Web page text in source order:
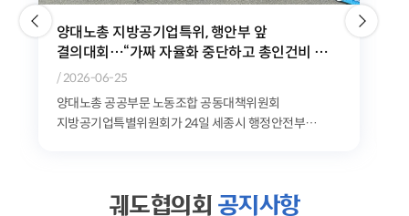
위험천만한 민자철도, 이대로는 시민과 노동자의
안전을 담보할 수 없다
/ 2026-06-10
공공운수노조는 9일 오전 11시 청와대 분수대 앞에서
'GTX-A 삼성역 철근 누락 사태로 본 민자철도 안전문제
궤도협의회 공지사항